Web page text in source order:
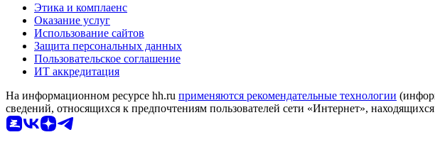
Этика и комплаенс
Оказание услуг
Использование сайтов
Защита персональных данных
Пользовательское соглашение
ИТ аккредитация
На информационном ресурсе hh.ru применяются рекомендательные технологии
сведений, относящихся к предпочтениям пользователей сети «Интернет»,